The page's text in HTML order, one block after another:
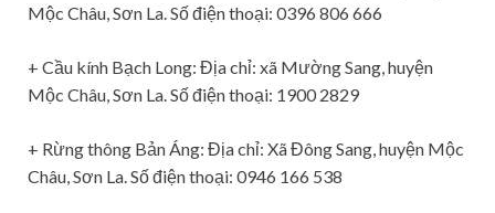
Mộc Châu, Sơn La. Số điện thoại: 0396 806 666
+ Cầu kính Bạch Long: Địa chỉ: xã Mường Sang, huyện
Mộc Châu, Sơn La. Số điện thoại: 1900 2829
+ Rừng thông Bản Áng: Địa chỉ: Xã Đông Sang, huyện Mộc
Châu, Sơn La. Số điện thoại: 0946 166 538